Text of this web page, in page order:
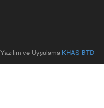
Yazılım ve Uygulama KHAS BTD